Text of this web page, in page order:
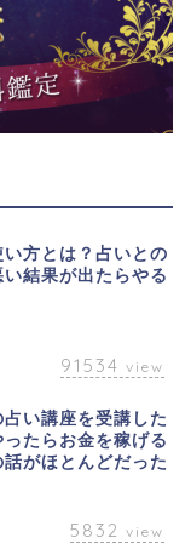
方とは？占いとの
結果が出たらやる
91534 view
い講座を受講した
たらお金を稼げる
がほとんどだった
5832 view